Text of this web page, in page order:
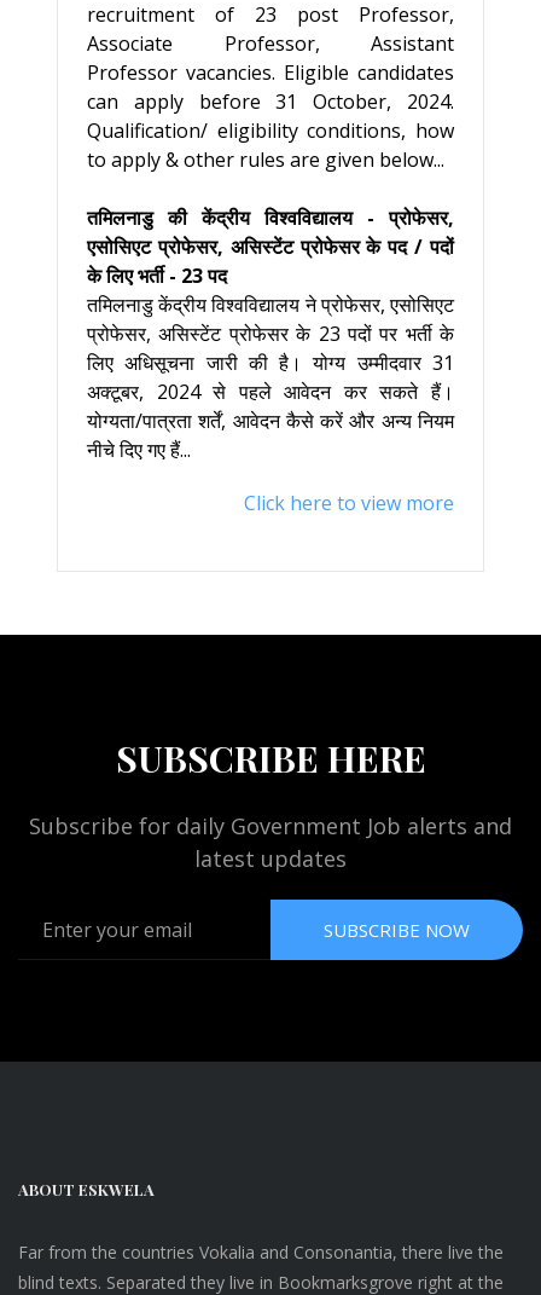
recruitment of 23 post Professor,
Associate Professor, Assistant
Professor vacancies. Eligible candidates
can apply before 31 October, 2024.
Qualification/ eligibility conditions, how
to apply & other rules are given below...
तमिलनाडु की केंद्रीय विश्वविद्यालय - प्रोफेसर,
एसोसिएट प्रोफेसर, असिस्टेंट प्रोफेसर के पद / पदों
के लिए भर्ती - 23 पद
तमिलनाडु केंद्रीय विश्वविद्यालय ने प्रोफेसर, एसोसिएट
प्रोफेसर, असिस्टेंट प्रोफेसर के 23 पदों पर भर्ती के
लिए अधिसूचना जारी की है। योग्य उम्मीदवार 31
अक्टूबर, 2024 से पहले आवेदन कर सकते हैं।
योग्यता/पात्रता शर्तें, आवेदन कैसे करें और अन्य नियम
नीचे दिए गए हैं...
Click here to view more
SUBSCRIBE HERE
Subscribe for daily Government Job alerts and
latest updates
SUBSCRIBE NOW
ABOUT ESKWELA
Far from the countries Vokalia and Consonantia, there live the
blind texts. Separated they live in Bookmarksgrove right at the